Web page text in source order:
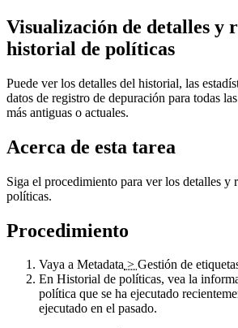
Visualización de detalles y
historial de políticas
Puede ver los detalles del historial, las
datos de registro de depuración para todas
más antiguas o actuales.
Acerca de esta tarea
Siga el procedimiento para ver los detalles y
políticas.
Procedimiento
Vaya a Metadata > Gestión de
En Historial de políticas, vea la
política que se ha ejecutado
ejecutado en el pasado.